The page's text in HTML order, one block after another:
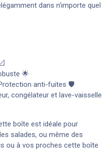
dans n'importe quel
🌟
anti-fuites 🛡️
congélateur et lave-vaisselle
boîte est idéale pour
salades, ou même des
ou à vos proches cette boîte